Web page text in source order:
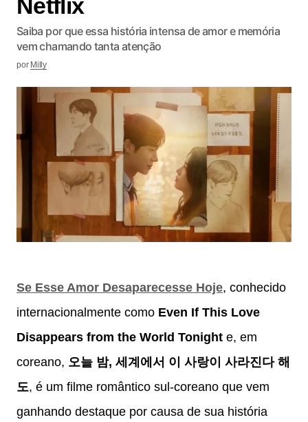
Netflix
Saiba por que essa história intensa de amor e memória
vem chamando tanta atenção
por Milly
Se Esse Amor Desaparecesse Hoje, conhecido
internacionalmente como Even If This Love
Disappears from the World Tonight e, em
coreano, 오늘 밤, 세계에서 이 사랑이 사라진다 해
도, é um filme romântico sul-coreano que vem
ganhando destaque por causa de sua história